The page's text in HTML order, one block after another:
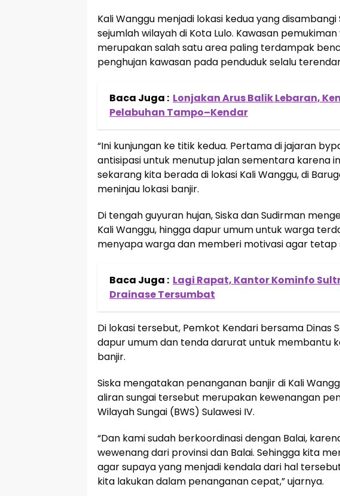
Kali Wanggu menjadi lokasi kedua yang
sejumlah wilayah di Kota Lulo. Kawasan
merupakan salah satu area paling terdampak
penghujan kawasan pada penduduk selalu
Baca Juga : Lonjakan Arus Balik Lebaran,
Pelabuhan Tampo–Kendar
“Ini kunjungan ke titik kedua. Pertama di jajaran
antisipasi untuk menutup jalan sementara karena
sekarang kita berada di lokasi Kali Wanggu, di
meninjau lokasi banjir.
Di tengah guyuran hujan, Siska dan Sudirman
Kali Wanggu, hingga dapur umum untuk warga
menyapa warga dan memberi motivasi agar
Baca Juga : Lagi Rapat, Kantor Kominfo
Drainase Tersumbat
Di lokasi tersebut, Pemkot Kendari bersama Dinas
dapur umum dan tenda darurat untuk membantu
banjir.
Siska mengatakan penanganan banjir di Kali
aliran sungai tersebut merupakan kewenangan
Wilayah Sungai (BWS) Sulawesi IV.
“Dan kami sudah berkoordinasi dengan Balai,
wewenang dari provinsi dan Balai. Sehingga kita
agar supaya yang menjadi kendala dari hal
kita lakukan dalam penanganan cepat,” ujarnya.